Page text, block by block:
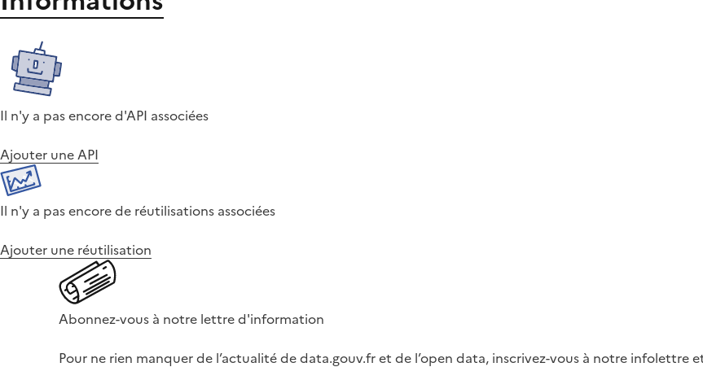
Il n'y a pas encore d'API associées
Ajouter une API
Il n'y a pas encore de réutilisations associées
Ajouter une réutilisation
Abonnez-vous à notre lettre d'information
Pour ne rien manquer de l’actualité de data.gouv.fr et de l’open data, inscrivez-vous à notre infolettre